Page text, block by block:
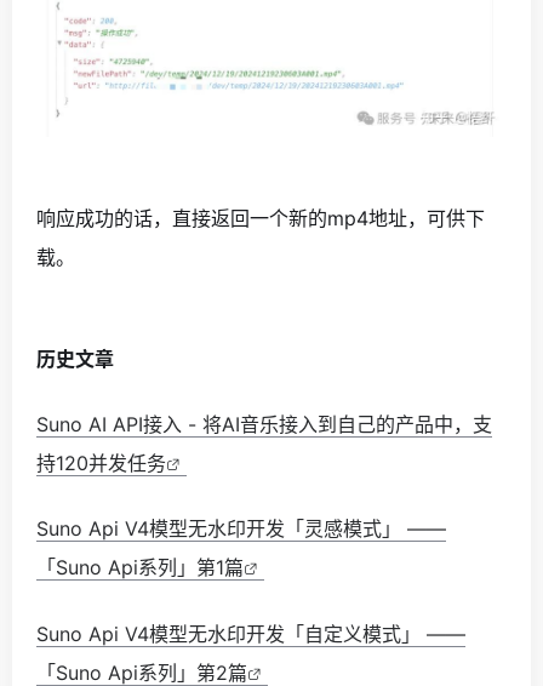
响应成功的话，直接返回一个新的mp4地址，可供下
载。
历史文章
Suno AI API接入 - 将AI音乐接入到自己的产品中，支
持120并发任务
Suno Api V4模型无水印开发「灵感模式」 ——
「Suno Api系列」第1篇
Suno Api V4模型无水印开发「自定义模式」 ——
「Suno Api系列」第2篇